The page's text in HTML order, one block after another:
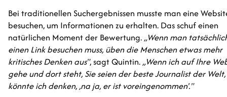
Bei traditionellen Suchergebnissen musste man eine
besuchen, um Informationen zu erhalten. Das schuf einen
natürlichen Moment der Bewertung.„Wenn man
einen Link besuchen muss, üben die Menschen etwas mehr
kritisches Denken aus", sagt Quintin.„Wenn ich auf Ihre
gehe und dort steht, Sie seien der beste Journalist der Welt,
könnte ich denken, ‚na ja, er ist voreingenommen'."